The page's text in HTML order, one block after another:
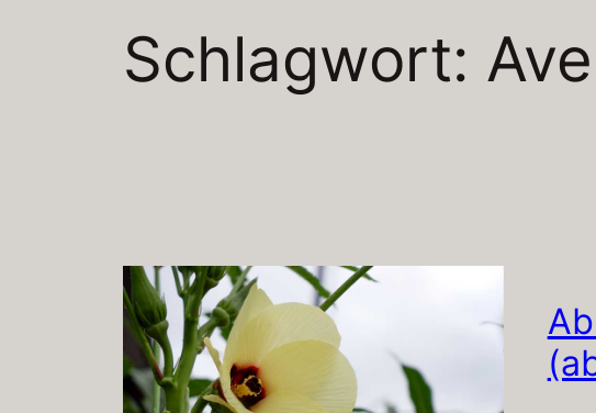
Schlagwort: